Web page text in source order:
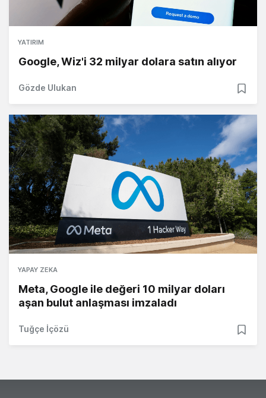
YATIRIM
Google, Wiz'i 32 milyar dolara satın alıyor
Gözde Ulukan
YAPAY ZEKA
Meta, Google ile değeri 10 milyar doları
aşan bulut anlaşması imzaladı
Tuğçe İçözü